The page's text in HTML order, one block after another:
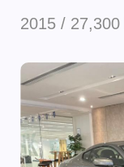
2015 /